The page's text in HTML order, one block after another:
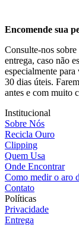
Encomende sua
Consulte-nos
entrega, caso não
especialmente
30 dias úteis.
antes e com muito
Institucional
Sobre Nós
Recicla Ouro
Clipping
Quem Usa
Onde Encontrar
Como medir o aro
Contato
Políticas
Privacidade
Entrega